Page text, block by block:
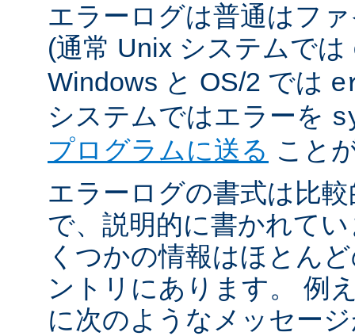
エラーログは普通はフ
(通常 Unix システムでは
Windows と OS/2 では
システムではエラーを
プログラムに送る こと
エラーログの書式は比
で、説明的に書かれて
くつかの情報はほとん
ントリにあります。 例
に次のようなメッセー